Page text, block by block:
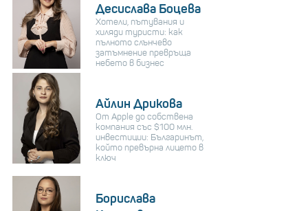
Десислава Боцева
Хотели, пътувания и
хиляди туристи: как
пълното слънчево
затъмнение превръща
небето в бизнес
Айлин Дрикова
От Apple до собствена
компания със $100 млн.
инвестиции: Българинът,
който превърна лицето в
ключ
Борислава